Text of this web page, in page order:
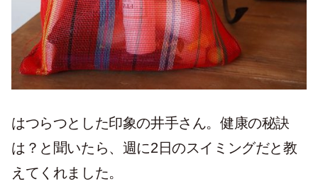
はつらつとした印象の井手さん。健康の秘訣
は？と聞いたら、週に2日のスイミングだと教
えてくれました。